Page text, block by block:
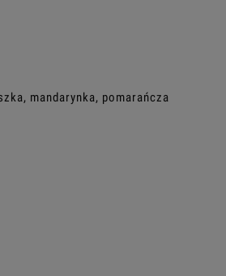
mandarynka, pomarańcza